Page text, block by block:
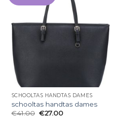
SCHOOLTAS HANDTAS DAMES
schooltas handtas dames
€41.00 €27.00